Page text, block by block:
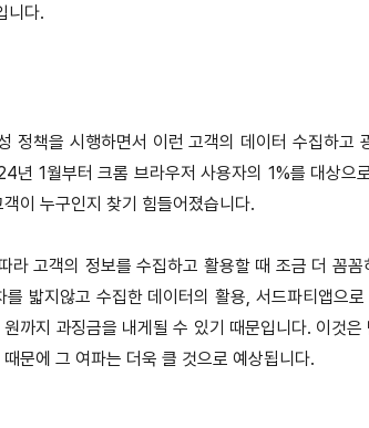
니다.
정책을 시행하면서 이런 고객의 데이터 수집하고
년 1월부터 크롬 브라우저 사용자의 1%를 대상으
이 누구인지 찾기 힘들어졌습니다.
라 고객의 정보를 수집하고 활용할 때 조금 더 꼼꼼
밟지않고 수집한 데이터의 활용, 서드파티앱으
까지 과징금을 내게될 수 있기 때문입니다. 이것은
문에 그 여파는 더욱 클 것으로 예상됩니다.